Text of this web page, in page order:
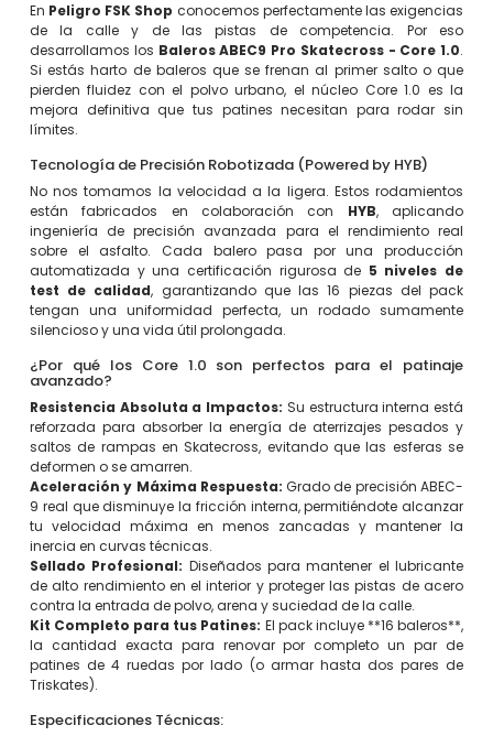
En Peligro FSK Shop conocemos perfectamente las exigencias
de la calle y de las pistas de competencia. Por eso
desarrollamos los Baleros ABEC9 Pro Skatecross - Core 1.0.
Si estás harto de baleros que se frenan al primer salto o que
pierden fluidez con el polvo urbano, el núcleo Core 1.0 es la
mejora definitiva que tus patines necesitan para rodar sin
límites.
Tecnología de Precisión Robotizada (Powered by HYB)
No nos tomamos la velocidad a la ligera. Estos rodamientos
están fabricados en colaboración con HYB, aplicando
ingeniería de precisión avanzada para el rendimiento real
sobre el asfalto. Cada balero pasa por una producción
automatizada y una certificación rigurosa de 5 niveles de
test de calidad, garantizando que las 16 piezas del pack
tengan una uniformidad perfecta, un rodado sumamente
silencioso y una vida útil prolongada.
¿Por qué los Core 1.0 son perfectos para el patinaje
avanzado?
Resistencia Absoluta a Impactos: Su estructura interna está
reforzada para absorber la energía de aterrizajes pesados y
saltos de rampas en Skatecross, evitando que las esferas se
deformen o se amarren.
Aceleración y Máxima Respuesta: Grado de precisión ABEC-
9 real que disminuye la fricción interna, permitiéndote alcanzar
tu velocidad máxima en menos zancadas y mantener la
inercia en curvas técnicas.
Sellado Profesional: Diseñados para mantener el lubricante
de alto rendimiento en el interior y proteger las pistas de acero
contra la entrada de polvo, arena y suciedad de la calle.
Kit Completo para tus Patines: El pack incluye **16 baleros**,
la cantidad exacta para renovar por completo un par de
patines de 4 ruedas por lado (o armar hasta dos pares de
Triskates).
Especificaciones Técnicas: